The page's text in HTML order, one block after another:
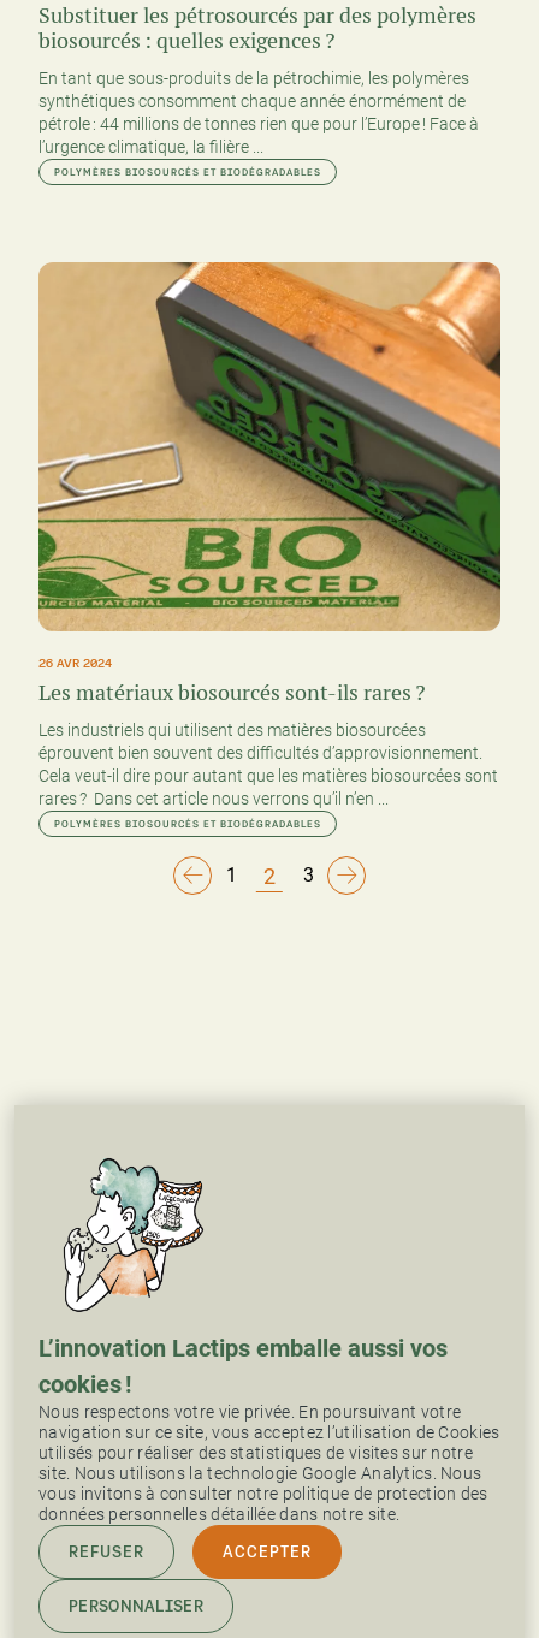
Substituer les pétrosourcés par des polymères
biosourcés : quelles exigences ?
En tant que sous-produits de la pétrochimie, les polymères
synthétiques consomment chaque année énormément de
pétrole : 44 millions de tonnes rien que pour l’Europe ! Face à
l’urgence climatique, la filière ...
POLYMÈRES BIOSOURCÉS ET BIODÉGRADABLES
26 AVR 2024
Les matériaux biosourcés sont-ils rares ?
Les industriels qui utilisent des matières biosourcées
éprouvent bien souvent des difficultés d’approvisionnement.
Cela veut-il dire pour autant que les matières biosourcées sont
rares ? Dans cet article nous verrons qu’il n’en ...
POLYMÈRES BIOSOURCÉS ET BIODÉGRADABLES
1 2 3
L’innovation Lactips emballe aussi vos
cookies !
Nous respectons votre vie privée. En poursuivant votre
navigation sur ce site, vous acceptez l’utilisation de Cookies
utilisés pour réaliser des statistiques de visites sur notre
site. Nous utilisons la technologie Google Analytics. Nous
vous invitons à consulter notre politique de protection des
données personnelles détaillée dans notre site.
REFUSER ACCEPTER
PERSONNALISER